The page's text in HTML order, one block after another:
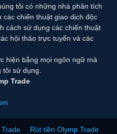
tôi có những nhà phân tích
chiến thuật giao dịch độc
cách sử dụng các chiến thuật
hội thảo trực tuyến và các
hiện bằng mọi ngôn ngữ mà
sử dụng.
Trade
Rút tiền Olymp Trade